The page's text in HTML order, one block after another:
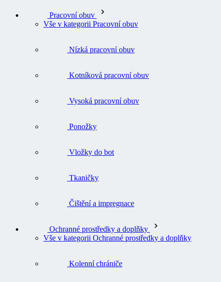
Pracovní obuv
Vše v kategorii Pracovní obuv
Nízká pracovní obuv
Kotníková pracovní obuv
Vysoká pracovní obuv
Ponožky
Vložky do bot
Tkaničky
Čištění a impregnace
Ochranné prostředky a doplňky
Vše v kategorii Ochranné prostředky a doplňky
Kolenní chrániče